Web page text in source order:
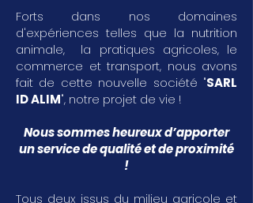
Forts dans nos domaines
d'expériences telles que la nutrition
animale, la pratiques agricoles, le
commerce et transport, nous avons
fait de cette nouvelle société "SARL
ID ALIM", notre projet de vie !
Nous sommes heureux d’apporter
un service de qualité et de proximité
!
Tous deux issus du milieu agricole et